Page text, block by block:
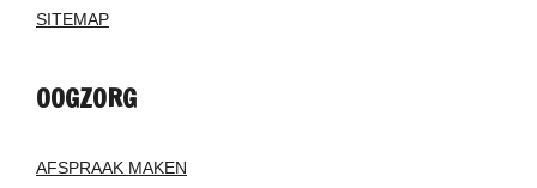
SITEMAP
OOGZORG
AFSPRAAK MAKEN